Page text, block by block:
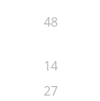
48
14
27